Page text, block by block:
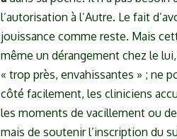
l’autorisation à l’Autre. Le fait
jouissance comme reste. Mais
même un dérangement chez le
« trop près, envahissantes » ; ne
côté facilement, les cliniciens
les moments de vacillement ou
mais de soutenir l’inscription du